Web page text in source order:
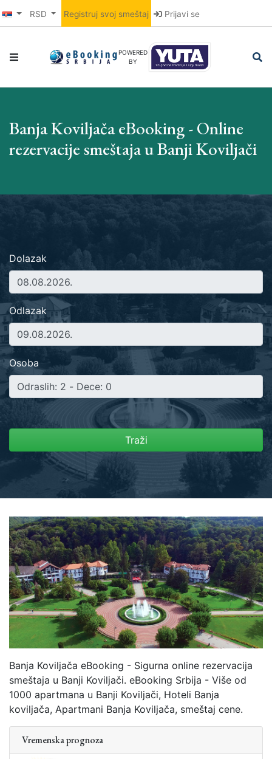
RSD Registruj svoj smeštaj Prijavi se
POWERED
BY
Banja Koviljača eBooking - Online
rezervacije smeštaja u Banji Koviljači
Dolazak
Odlazak
Osoba
Traži
Banja Koviljača eBooking - Sigurna online rezervacija
smeštaja u Banji Koviljači. eBooking Srbija - Više od
1000 apartmana u Banji Koviljači, Hoteli Banja
koviljača, Apartmani Banja Koviljača, smeštaj cene.
Vremenska prognoza